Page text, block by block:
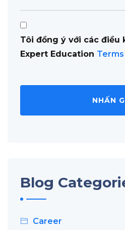
Consent
*
Tôi đồng ý với các điều
Expert Education
Blog
Career